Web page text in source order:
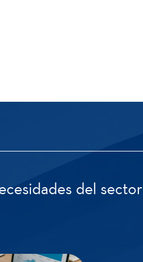
del sector